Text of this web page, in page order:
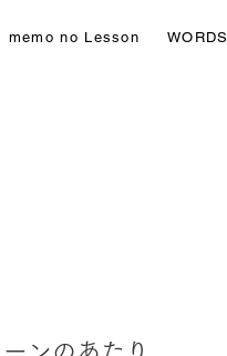
memo no Lesson WORDS